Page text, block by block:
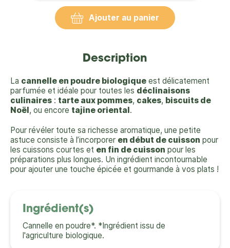
Ajouter au panier
Description
La cannelle en poudre biologique est délicatement
parfumée et idéale pour toutes les déclinaisons
culinaires : tarte aux pommes, cakes, biscuits de
Noël , ou encore tajine oriental .
Pour révéler toute sa richesse aromatique, une petite
astuce consiste à l’incorporer en début de cuisson pour
les cuissons courtes et en fin de cuisson pour les
préparations plus longues. Un ingrédient incontournable
pour ajouter une touche épicée et gourmande à vos plats !
Ingrédient(s)
Cannelle en poudre*. *Ingrédient issu de
l'agriculture biologique.